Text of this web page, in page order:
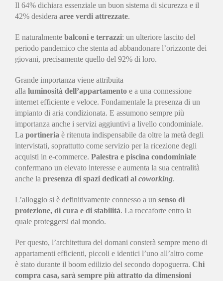
Il 64% dichiara essenziale un buon sistema di sicurezza e il
42% desidera aree verdi attrezzate.
E naturalmente balconi e terrazzi: un ulteriore lascito del
periodo pandemico che stenta ad abbandonare l’orizzonte dei
giovani, precisamente quello del 92% di loro.
Grande importanza viene attribuita
alla luminosità dell’appartamento e a una connessione
internet efficiente e veloce. Fondamentale la presenza di un
impianto di aria condizionata. E assumono sempre più
importanza anche i servizi aggiuntivi a livello condominiale.
La portineria è ritenuta indispensabile da oltre la metà degli
intervistati, soprattutto come servizio per la ricezione degli
acquisti in e-commerce. Palestra e piscina condominiale
confermano un elevato interesse e aumenta la sua centralità
anche la presenza di spazi dedicati al coworking.
L’alloggio si è definitivamente connesso a un senso di
protezione, di cura e di stabilità. La roccaforte entro la
quale proteggersi dal mondo.
Per questo, l’architettura del domani consterà sempre meno di
appartamenti efficienti, piccoli e identici l’uno all’altro come
è stato durante il boom edilizio del secondo dopoguerra. Chi
compra casa, sarà sempre più attratto da dimensioni